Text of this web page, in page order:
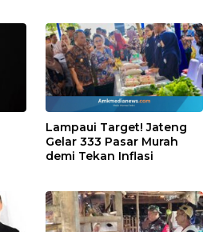
Lampaui Target! Jateng
Gelar 333 Pasar Murah
demi Tekan Inflasi